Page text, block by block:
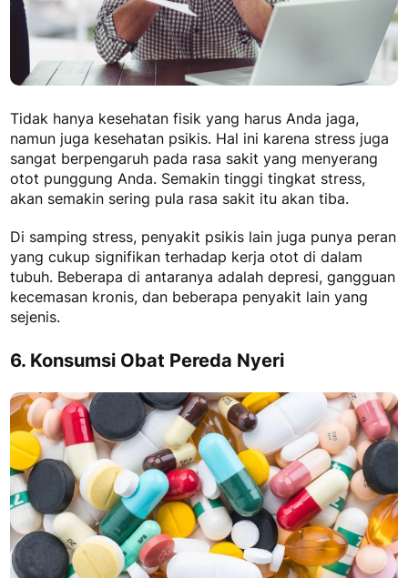
Tidak hanya kesehatan fisik yang harus Anda jaga,
namun juga kesehatan psikis. Hal ini karena stress juga
sangat berpengaruh pada rasa sakit yang menyerang
otot punggung Anda. Semakin tinggi tingkat stress,
akan semakin sering pula rasa sakit itu akan tiba.
Di samping stress, penyakit psikis lain juga punya peran
yang cukup signifikan terhadap kerja otot di dalam
tubuh. Beberapa di antaranya adalah depresi, gangguan
kecemasan kronis, dan beberapa penyakit lain yang
sejenis.
6. Konsumsi Obat Pereda Nyeri